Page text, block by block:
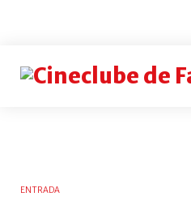
ENTRADA